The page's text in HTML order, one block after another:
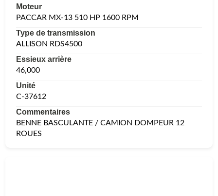
Moteur
PACCAR MX-13 510 HP 1600 RPM
Type de transmission
ALLISON RDS4500
Essieux arrière
46,000
Unité
C-37612
Commentaires
BENNE BASCULANTE / CAMION DOMPEUR 12
ROUES